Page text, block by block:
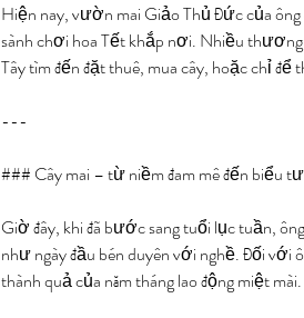
Hiện nay, vườn mai Giảo Thủ Đức của
sành chơi hoa Tết khắp nơi. Nhiều
Tây tìm đến đặt thuê, mua cây, hoặc chỉ để
---
### Cây mai – từ niềm đam mê đến biểu
Giờ đây, khi đã bước sang tuổi lục tuần,
như ngày đầu bén duyên với nghề. Đối với
thành quả của năm tháng lao động miệt mài.